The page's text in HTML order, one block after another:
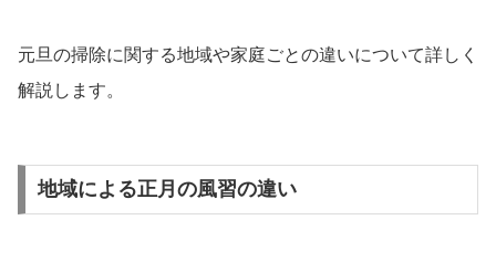
元旦の掃除に関する地域や家庭ごとの違いについて詳しく
解説します。
地域による正月の風習の違い